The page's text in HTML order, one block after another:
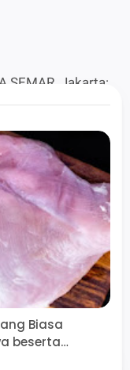
SEMAR. Jakarta:
TOKOH
Biasa
beserta